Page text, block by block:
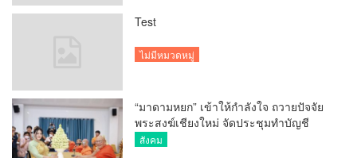
Test
ไม่มีหมวดหมู่
“มาดามหยก” เข้าให้กำลังใจ ถวายปัจจัย
พระสงฆ์เชียงใหม่ จัดประชุมทำบัญชี
รายรับรายจ่ายของวัด กว่า 300 รูป ที่วัด
สังคม